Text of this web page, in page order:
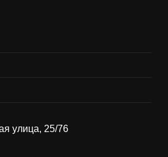
улица, 25/76